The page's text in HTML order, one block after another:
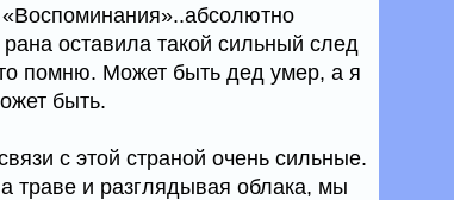
оставила такой сильный след
помню. Может быть дед умер, а я
быть.
с этой страной очень сильные.
траве и разглядывая облака, мы